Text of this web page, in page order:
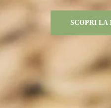
SCOPRI LA